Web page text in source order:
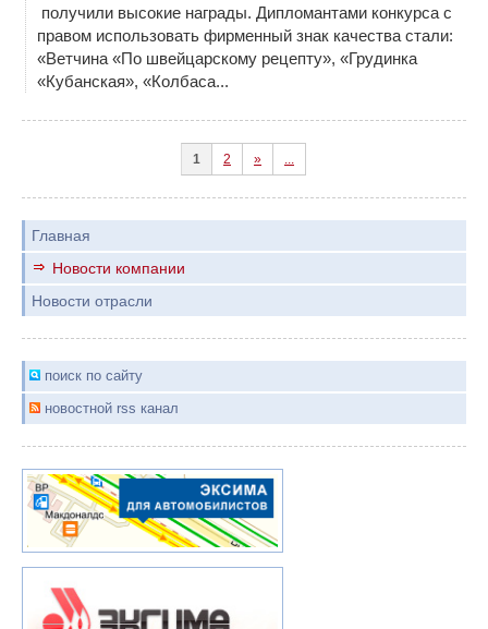
получили высокие награды. Дипломантами конкурса с
правом использовать фирменный знак качества стали:
«Ветчина «По швейцарскому рецепту», «Грудинка
«Кубанская», «Колбаса...
1 2 » ...
Главная
Новости компании
Новости отрасли
поиск по сайту
новостной rss канал